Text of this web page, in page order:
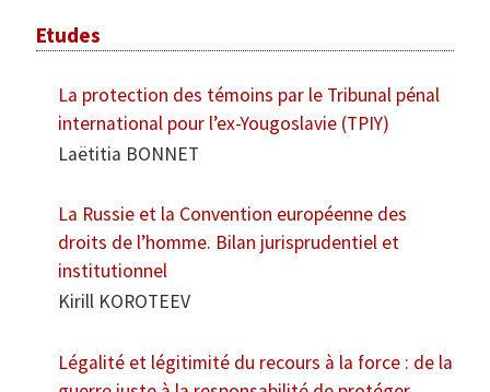
Etudes
La protection des témoins par le Tribunal pénal
international pour l’ex-Yougoslavie (TPIY)
Laëtitia BONNET
La Russie et la Convention européenne des
droits de l’homme. Bilan jurisprudentiel et
institutionnel
Kirill KOROTEEV
Légalité et légitimité du recours à la force : de la